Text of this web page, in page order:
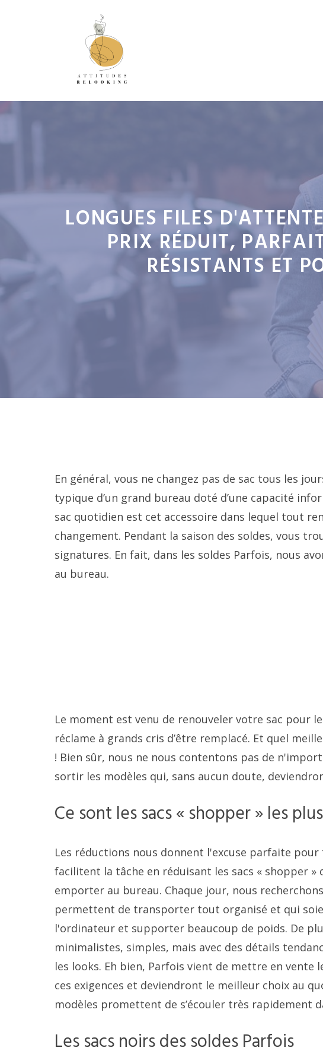
LONGUES FILES
PRIX RÉDUIT,
RÉSISTANTS ET
En général, vous ne changez pas de sac tous les
typique d’un grand bureau doté d’une capacité
sac quotidien est cet accessoire dans lequel tout
changement. Pendant la saison des soldes, vous
signatures. En fait, dans les soldes Parfois, nous
au bureau.
Le moment est venu de renouveler votre sac pour
réclame à grands cris d’être remplacé. Et quel
! Bien sûr, nous ne nous contentons pas de
sortir les modèles qui, sans aucun doute,
Ce sont les sacs « shopper » les
Les réductions nous donnent l'excuse parfaite
facilitent la tâche en réduisant les sacs « shopper
emporter au bureau. Chaque jour, nous
permettent de transporter tout organisé et qui
l'ordinateur et supporter beaucoup de poids. De
minimalistes, simples, mais avec des détails
les looks. Eh bien, Parfois vient de mettre en vente
ces exigences et deviendront le meilleur choix au
modèles promettent de s’écouler très rapidement
Les sacs noirs des soldes Parfois